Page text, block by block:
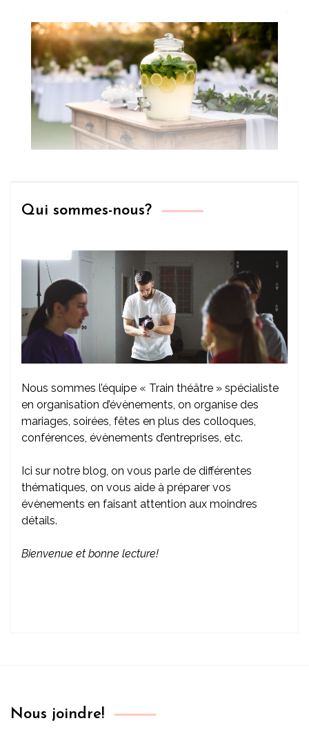
Qui sommes-nous?
Nous sommes l’équipe « Train théâtre » spécialiste
en organisation d’évènements, on organise des
mariages, soirées, fêtes en plus des colloques,
conférences, évènements d’entreprises, etc.
Ici sur notre blog, on vous parle de différentes
thématiques, on vous aide à préparer vos
évènements en faisant attention aux moindres
détails.
Bienvenue et bonne lecture!
Nous joindre!